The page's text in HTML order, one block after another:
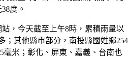
度。
，今天截至上午8時，累積雨量以
；其他縣市部分，南投縣國姓鄉254
毫米；彰化、屏東、嘉義、台南也